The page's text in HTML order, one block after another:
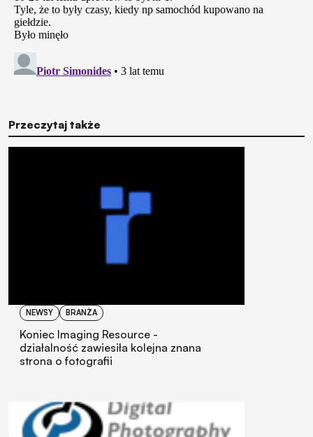
Przeczytaj także
NEWSY BRANŻA
Koniec Imaging Resource -
działalność zawiesiła kolejna znana
strona o fotografii